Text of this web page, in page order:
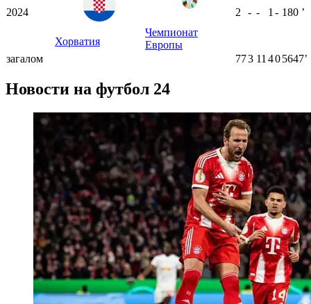
2024
Хорватия
Чемпионат
Европы
2 - - 1 - 180 ʼ
загалом 773 11 405647ʼ
Новости на футбол 24